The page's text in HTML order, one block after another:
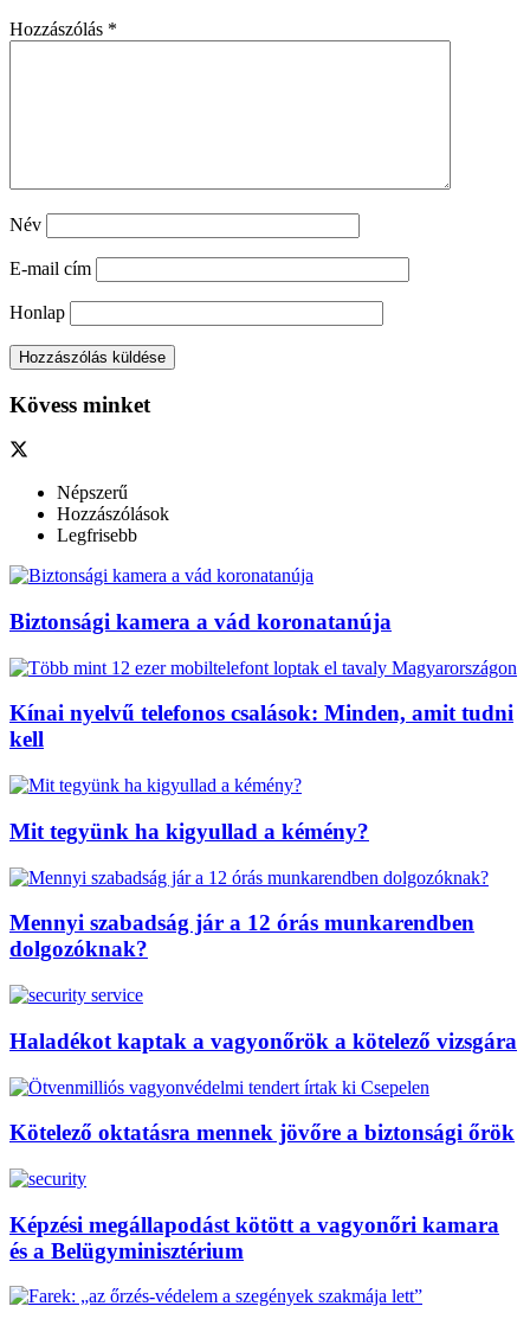
Hozzászólás *
Név
E-mail cím
Honlap
Kövess minket
Népszerű
Hozzászólások
Legfrisebb
Biztonsági kamera a vád koronatanúja
Kínai nyelvű telefonos csalások: Minden, amit tudni
kell
Mit tegyünk ha kigyullad a kémény?
Mennyi szabadság jár a 12 órás munkarendben
dolgozóknak?
Haladékot kaptak a vagyonőrök a kötelező vizsgára
Kötelező oktatásra mennek jövőre a biztonsági őrök
Képzési megállapodást kötött a vagyonőri kamara
és a Belügyminisztérium